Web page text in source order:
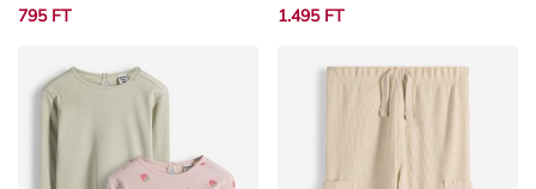
795 FT 1.495 FT